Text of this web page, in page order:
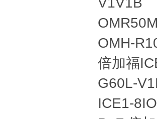
OMH-
倍加福
G60L-
ICE1-